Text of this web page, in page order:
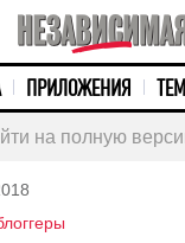
ПРИЛОЖЕНИЯ
на полную